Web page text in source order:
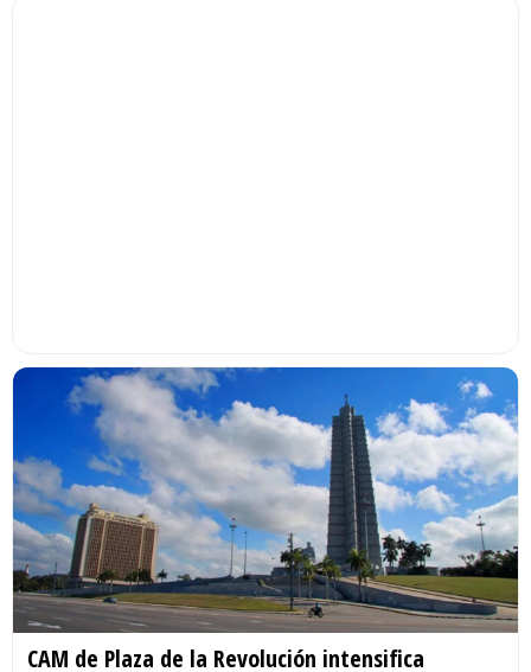
CAM de Plaza de la Revolución intensifica